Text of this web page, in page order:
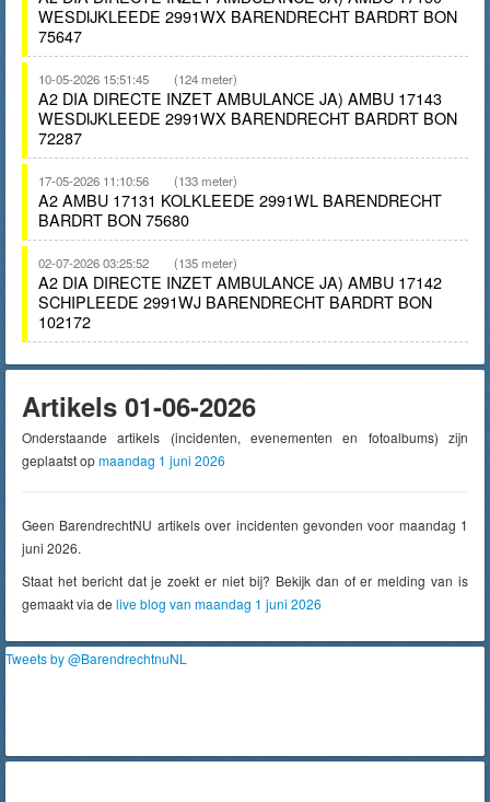
WESDIJKLEEDE 2991WX BARENDRECHT BARDRT BON
75647
10-05-2026 15:51:45 (124 meter)
A2 DIA DIRECTE INZET AMBULANCE JA) AMBU 17143
WESDIJKLEEDE 2991WX BARENDRECHT BARDRT BON
72287
17-05-2026 11:10:56 (133 meter)
A2 AMBU 17131 KOLKLEEDE 2991WL BARENDRECHT
BARDRT BON 75680
02-07-2026 03:25:52 (135 meter)
A2 DIA DIRECTE INZET AMBULANCE JA) AMBU 17142
SCHIPLEEDE 2991WJ BARENDRECHT BARDRT BON
102172
Artikels 01-06-2026
Onderstaande artikels (incidenten, evenementen en fotoalbums) zijn
geplaatst opmaandag 1 juni 2026
Geen BarendrechtNU artikels over incidenten gevonden voor maandag 1
juni 2026.
Staat het bericht dat je zoekt er niet bij? Bekijk dan of er melding van is
gemaakt via de live blog van maandag 1 juni 2026
Tweets by @BarendrechtnuNL